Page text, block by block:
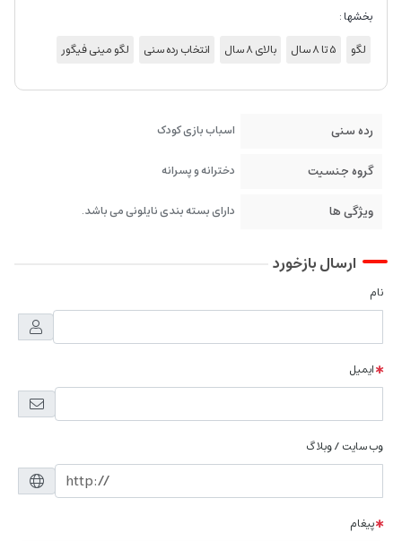
بخشها :
لگو
5 تا 8 سال بالای 8 سال انتخاب رده سنی لگو مینی فیگور
رده سنی اسباب بازی کودک
گروه جنسیت دخترانه و پسرانه
ویژگی ها دارای بسته بندی نایلونی می باشد.
ارسال بازخورد
نام
ایمیل
وب سایت / وبلاگ
پیغام